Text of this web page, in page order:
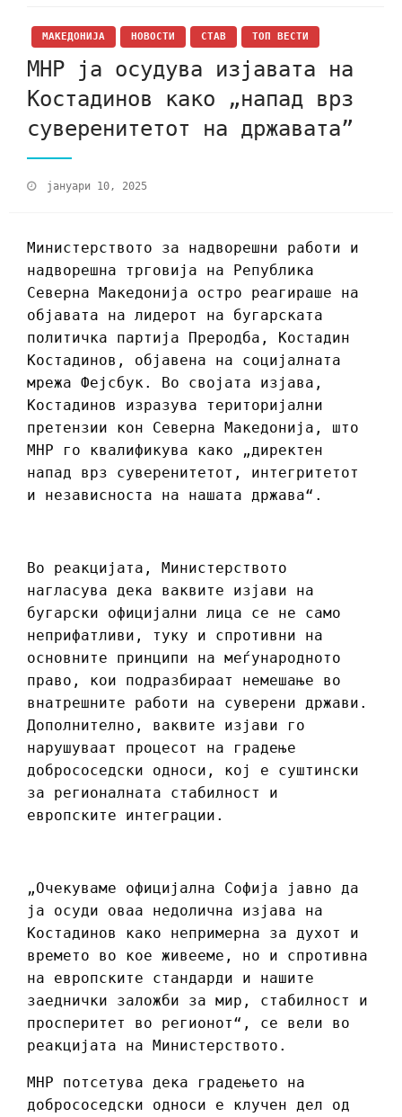
МАКЕДОНИЈА НОВОСТИ СТАВ ТОП ВЕСТИ
МНР ја осудува изјавата на
Костадинов како „напад врз
суверенитетот на државата”
јануари 10, 2025
Министерството за надворешни работи и
надворешна трговија на Република
Северна Македонија остро реагираше на
објавата на лидерот на бугарската
политичка партија Преродба, Костадин
Костадинов, објавена на социјалната
мрежа Фејсбук. Во својата изјава,
Костадинов изразува територијални
претензии кон Северна Македонија, што
МНР го квалификува како „директен
напад врз суверенитетот, интегритетот
и независноста на нашата држава“.
Во реакцијата, Министерството
нагласува дека ваквите изјави на
бугарски официјални лица се не само
неприфатливи, туку и спротивни на
основните принципи на меѓународното
право, кои подразбираат немешање во
внатрешните работи на суверени држави.
Дополнително, ваквите изјави го
нарушуваат процесот на градење
добрососедски односи, кој е суштински
за регионалната стабилност и
европските интеграции.
„Очекуваме официјална Софија јавно да
ја осуди оваа недолична изјава на
Костадинов како непримерна за духот и
времето во кое живееме, но и спротивна
на европските стандарди и нашите
заеднички заложби за мир, стабилност и
просперитет во регионот“, се вели во
реакцијата на Министерството.
МНР потсетува дека градењето на
добрососедски односи е клучен дел од